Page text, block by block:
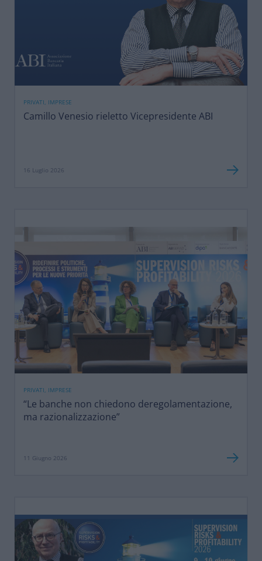
PRIVATI, IMPRESE
Camillo Venesio rieletto Vicepresidente ABI
16 Luglio 2026
PRIVATI, IMPRESE
“Le banche non chiedono deregolamentazione,
ma razionalizzazione”
11 Giugno 2026